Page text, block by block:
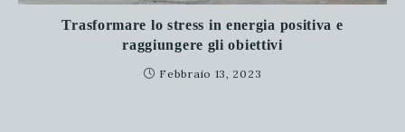
Trasformare lo stress in energia positiva e
raggiungere gli obiettivi
Febbraio 13, 2023